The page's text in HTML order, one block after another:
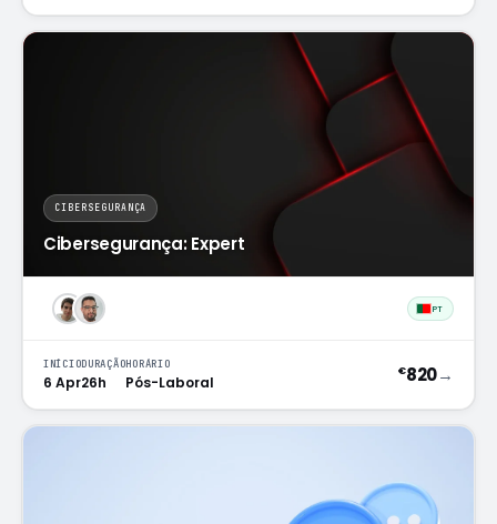
CIBERSEGURANÇA
Cibersegurança: Expert
PT
INÍCIO
6 Apr
DURAÇÃO
26h
HORÁRIO
Pós-Laboral
€820→